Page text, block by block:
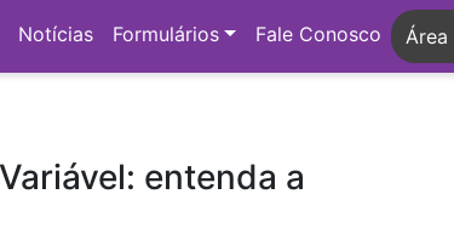
Notícias Formulários Fale Conosco
entenda a